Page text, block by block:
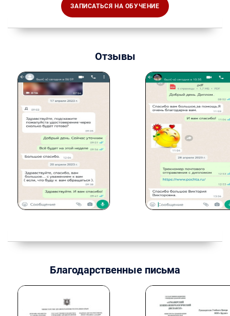
ЗАПИСАТЬСЯ НА ОБУЧЕНИЕ
Отзывы
Благодарственные письма